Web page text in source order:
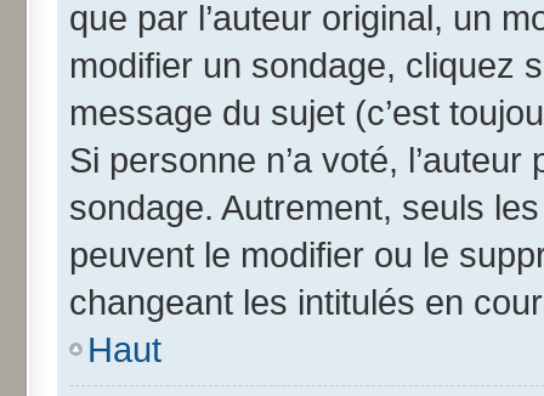
que par l’auteur original, un
modifier un sondage, cliquez
message du sujet (c’est
Si personne n’a voté,
sondage. Autrement, seuls
peuvent le modifier ou le
changeant les intitulés en
Haut